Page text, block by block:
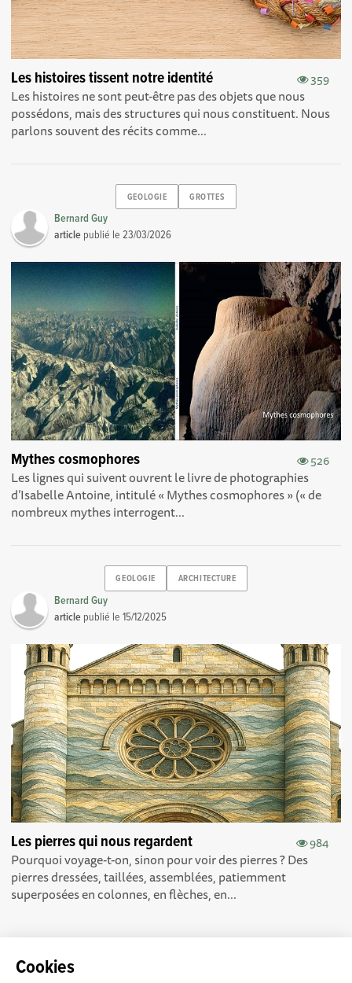
Cookies
359
Les histoires tissent notre identité
Les histoires ne sont peut-être pas des objets que nous
possédons, mais des structures qui nous constituent. Nous
parlons souvent des récits comme...
GEOLOGIE GROTTES
Bernard Guy
article publié le23/03/2026
526
Mythes cosmophores
Les lignes qui suivent ouvrent le livre de photographies
d’Isabelle Antoine, intitulé « Mythes cosmophores » (« de
nombreux mythes interrogent...
GEOLOGIE ARCHITECTURE
Bernard Guy
article publié le15/12/2025
984
Les pierres qui nous regardent
Pourquoi voyage-t-on, sinon pour voir des pierres ? Des
pierres dressées, taillées, assemblées, patiemment
superposées en colonnes, en flèches, en...